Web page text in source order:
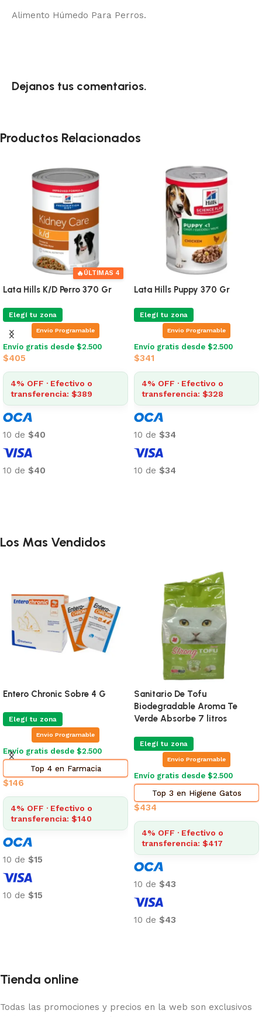
Alimento Húmedo Para Perros.
Dejanos tus comentarios.
Productos Relacionados
🔥ÚLTIMAS 4
Lata Hills K/D Perro 370 Gr
Elegí tu zona
Envio Programable
Envío gratis desde $2.500
$405
4% OFF · Efectivo o
transferencia: $389
10 de $40
10 de $40
Lata Hills Puppy 370 Gr
Elegí tu zona
Envio Programable
Envío gratis desde $2.500
$341
4% OFF · Efectivo o
transferencia: $328
10 de $34
10 de $34
Los Mas Vendidos
Entero Chronic Sobre 4 G
Elegí tu zona
Envio Programable
Envío gratis desde $2.500
Top 4 en Farmacia
$146
4% OFF · Efectivo o
transferencia: $140
10 de $15
10 de $15
Sanitario De Tofu
Biodegradable Aroma Te
Verde Absorbe 7 litros
Elegí tu zona
Envio Programable
Envío gratis desde $2.500
Top 3 en Higiene Gatos
$434
4% OFF · Efectivo o
transferencia: $417
10 de $43
10 de $43
Tienda online
Todas las promociones y precios en la web son exclusivos